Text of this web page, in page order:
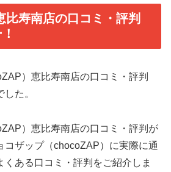
比寿南店の口コミ・評判
）恵比寿南店の口コミ・評判
た。
）恵比寿南店の口コミ・評判が
コザップ（chocoZAP）に実際に通
くある口コミ・評判をご紹介しま